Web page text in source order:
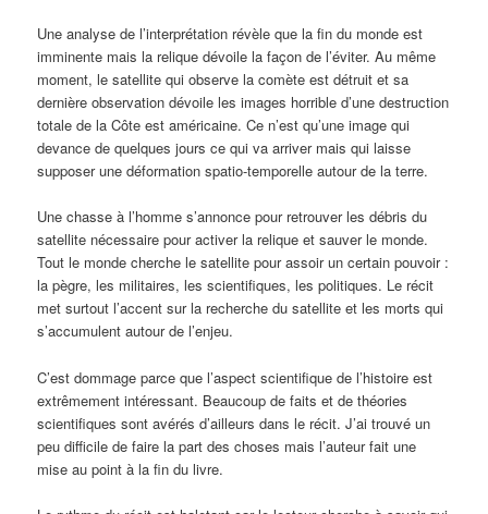
Une analyse de l’interprétation révèle que la fin du monde est
imminente mais la relique dévoile la façon de l’éviter. Au même
moment, le satellite qui observe la comète est détruit et sa
dernière observation dévoile les images horrible d’une destruction
totale de la Côte est américaine. Ce n’est qu’une image qui
devance de quelques jours ce qui va arriver mais qui laisse
supposer une déformation spatio-temporelle autour de la terre.
Une chasse à l’homme s’annonce pour retrouver les débris du
satellite nécessaire pour activer la relique et sauver le monde.
Tout le monde cherche le satellite pour assoir un certain pouvoir :
la pègre, les militaires, les scientifiques, les politiques. Le récit
met surtout l’accent sur la recherche du satellite et les morts qui
s’accumulent autour de l’enjeu.
C’est dommage parce que l’aspect scientifique de l’histoire est
extrêmement intéressant. Beaucoup de faits et de théories
scientifiques sont avérés d’ailleurs dans le récit. J’ai trouvé un
peu difficile de faire la part des choses mais l’auteur fait une
mise au point à la fin du livre.